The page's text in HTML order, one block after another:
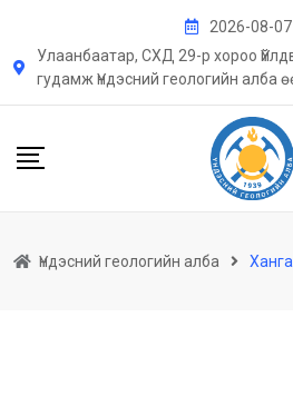
content
2026-08-07
Улаанбаатар, СХД 29-р хороо
гудамж Үндэсний геологийн алба
Үндэсний геологийн алба